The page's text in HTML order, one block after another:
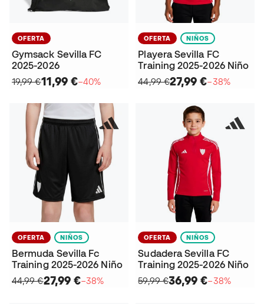
OFERTA
Gymsack Sevilla FC
2025-2026
19,99 €11,99 €−40%
OFERTA NIÑOS
Playera Sevilla FC
Training 2025-2026 Niño
44,99 €27,99 €−38%
OFERTA NIÑOS
Bermuda Sevilla Fc
Training 2025-2026 Niño
44,99 €27,99 €−38%
OFERTA NIÑOS
Sudadera Sevilla FC
Training 2025-2026 Niño
59,99 €36,99 €−38%